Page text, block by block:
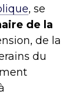
, se
de la
de la
du